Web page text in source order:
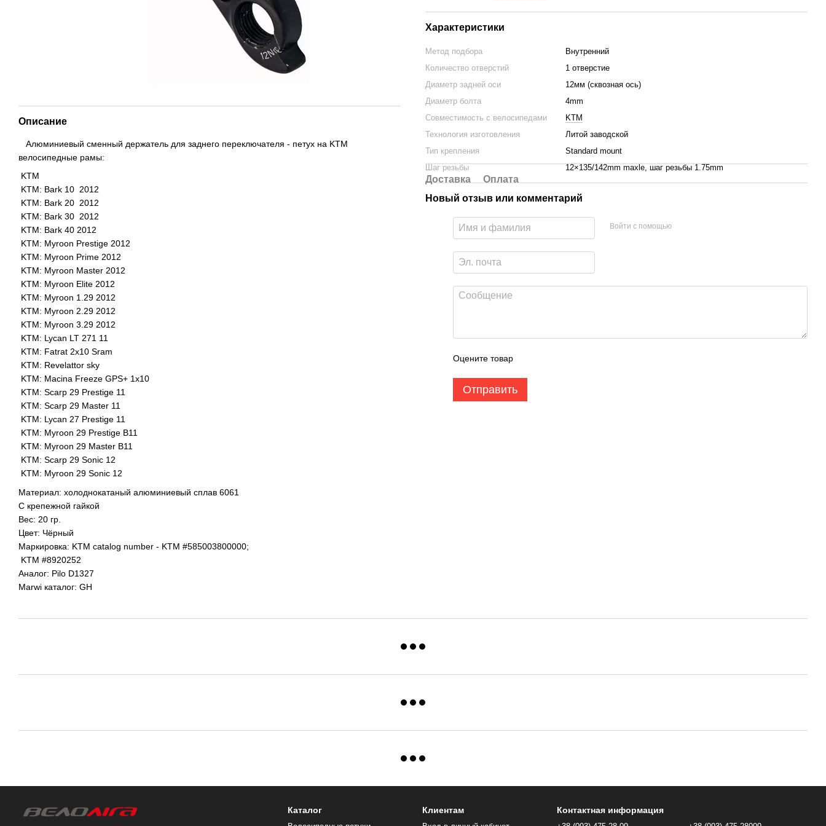
Описание
Алюминиевый сменный держатель для заднего переключателя - петух на KTM
велосипедные рамы:
KTM
KTM: Bark 10 2012
KTM: Bark 20 2012
KTM: Bark 30 2012
KTM: Bark 40 2012
KTM: Myroon Prestige 2012
KTM: Myroon Prime 2012
KTM: Myroon Master 2012
KTM: Myroon Elite 2012
KTM: Myroon 1.29 2012
KTM: Myroon 2.29 2012
KTM: Myroon 3.29 2012
KTM: Lycan LT 271 11
KTM: Fatrat 2x10 Sram
KTM: Revelattor sky
KTM: Macina Freeze GPS+ 1x10
KTM: Scarp 29 Prestige 11
KTM: Scarp 29 Master 11
KTM: Lycan 27 Prestige 11
KTM: Myroon 29 Prestige B11
KTM: Myroon 29 Master B11
KTM: Scarp 29 Sonic 12
KTM: Myroon 29 Sonic 12
Материал: холоднокатаный алюминиевый сплав 6061
С крепежной гайкой
Вес: 20 гр.
Цвет: Чёрный
Маркировка: KTM catalog number - KTM #585003800000;
KTM #8920252
Аналог: Pilo D1327
Marwi каталог: GH
Характеристики
Метод подбора
Внутренний
Количество отверстий
1 отверстие
Диаметр задней оси
12мм (сквозная ось)
Диаметр болта
4mm
Совместимость с велосипедами
KTM
Технология изготовления
Литой заводской
Тип крепления
Standard mount
Шаг резьбы
12×135/142mm maxle, шаг резьбы 1.75mm
Доставка
Оплата
Новый отзыв или комментарий
Войти с помощью
Оцените товар
Отправить
Каталог Клиентам Контактная информация